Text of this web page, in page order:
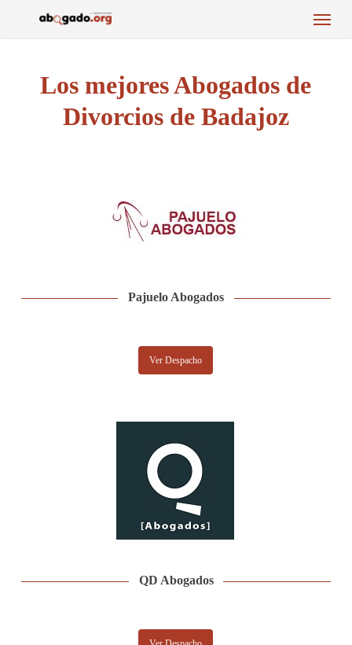
Menu
Los mejores Abogados de
Divorcios de Badajoz
Pajuelo Abogados
Ver Despacho
QD Abogados